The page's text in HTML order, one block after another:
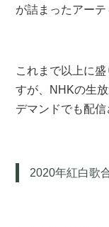
が詰まったアーテ
これまで以上に
すが、NHKの生
デマンドでも配信
2020年紅白歌